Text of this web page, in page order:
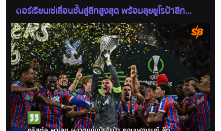
ตอร์เรียนเซ่เลื่อนชั้นสู่ลีกสูงสุด พร้อมลุยยูโรป้าลีก
ฤดูกาล 2025-2026